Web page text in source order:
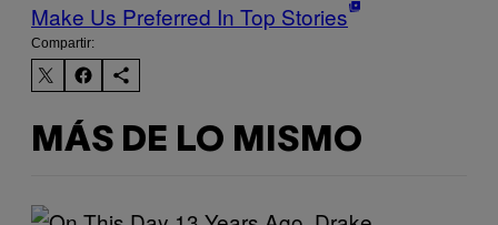
Make Us Preferred In Top Stories
Compartir:
MÁS DE LO MISMO